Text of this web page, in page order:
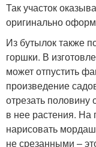
Так участок
оригинально
Из бутылок также
горшки. В
может отпустить
произведение
отрезать половину
в нее растения. На
нарисовать
не срезанными –